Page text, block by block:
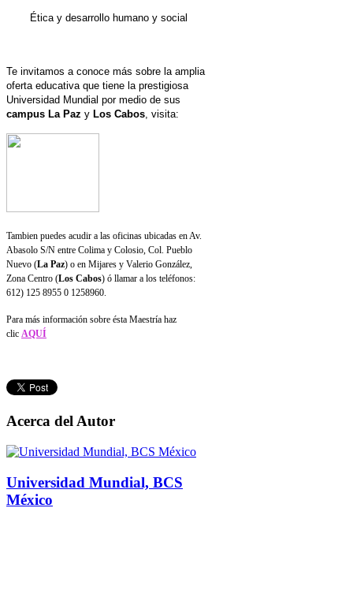
Ética y desarrollo humano y social
Te invitamos a conoce más sobre la amplia
oferta educativa que tiene la prestigiosa
Universidad Mundial por medio de sus
campus La Paz y Los Cabos , visita:
Tambien puedes acudir a las oficinas ubicadas en Av.
Abasolo S/N entre Colima y Colosio, Col. Pueblo
Nuevo (La Paz) o en Mijares y Valerio González,
Zona Centro (Los Cabos) ó llamar a los teléfonos:
612) 125 8955 0 1258960.
Para más información sobre ésta Maestría haz
clic AQUÍ
Acerca del Autor
Universidad Mundial, BCS
México